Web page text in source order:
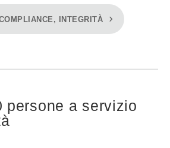
INTEGRITÀ
persone a servizio